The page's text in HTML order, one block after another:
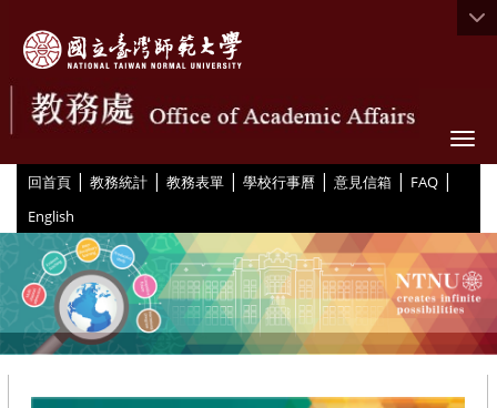
回首頁 | 教務統計 | 教務表單 | 學校行事曆 | 意見信箱 | FAQ |
English